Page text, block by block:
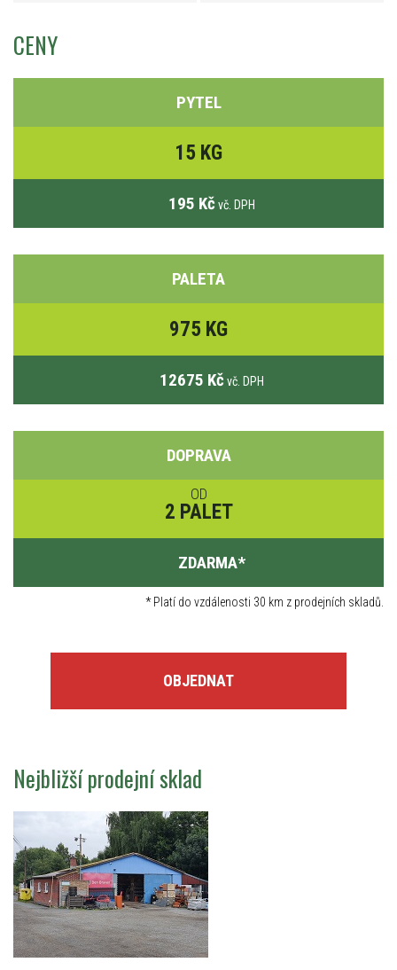
CENY
PYTEL
15 KG
195 Kč vč. DPH
PALETA
975 KG
12675 Kč vč. DPH
DOPRAVA
OD
2 PALET
ZDARMA*
*Platí do vzdálenosti 30 km z prodejních skladů.
OBJEDNAT
Nejbližší prodejní sklad